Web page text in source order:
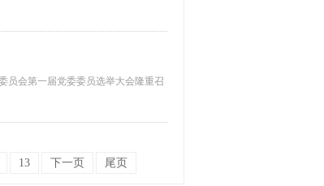
员会第一届党委委员选举大会隆重召
13 下一页 尾页